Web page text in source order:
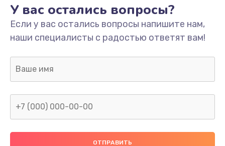
У вас остались вопросы?
Если у вас остались вопросы напишите нам,
наши специалисты с радостью ответят вам!